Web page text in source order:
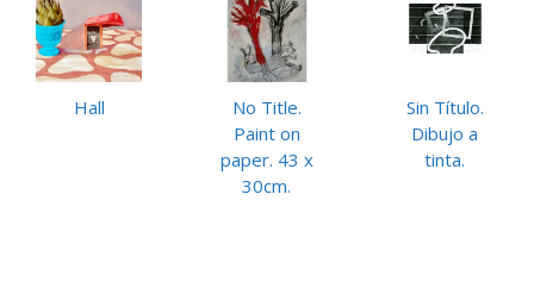
Hall
No Title.
Paint on
paper. 43 x
30cm.
Sin Título.
Dibujo a
tinta.